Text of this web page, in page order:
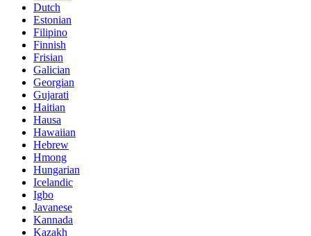
Dutch
Estonian
Filipino
Finnish
Frisian
Galician
Georgian
Gujarati
Haitian
Hausa
Hawaiian
Hebrew
Hmong
Hungarian
Icelandic
Igbo
Javanese
Kannada
Kazakh